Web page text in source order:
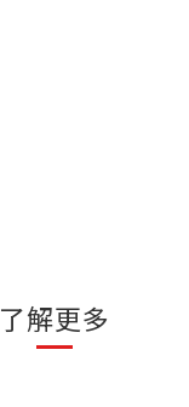
了解更多